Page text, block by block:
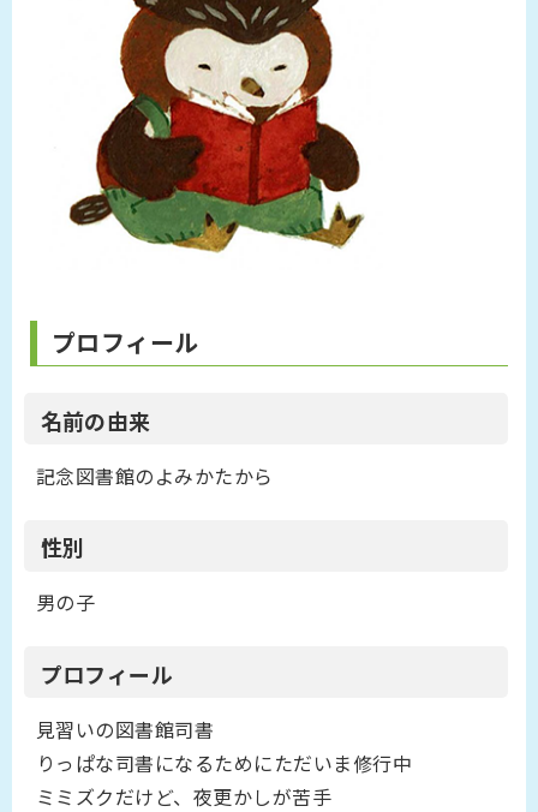
プロフィール
名前の由来
記念図書館のよみかたから
性別
男の子
プロフィール
見習いの図書館司書
りっぱな司書になるためにただいま修行中
ミミズクだけど、夜更かしが苦手